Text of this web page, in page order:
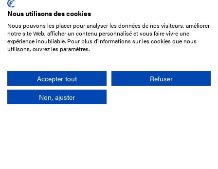
15 Boulevard de Douaumont
75017 Paris
01 49 10 20 29
Rechercher
Nous utilisons des cookies
Nous pouvons les placer pour analyser les données de nos visiteurs, améliorer
notre site Web, afficher un contenu personnalisé et vous faire vivre une
expérience inoubliable. Pour plus d'informations sur les cookies que nous
utilisons, ouvrez les paramètres.
Accepter tout
Refuser
Non, ajuster